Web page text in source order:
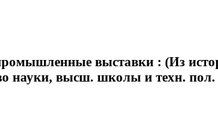
выставки : (Из
науки, высш. школы и техн.